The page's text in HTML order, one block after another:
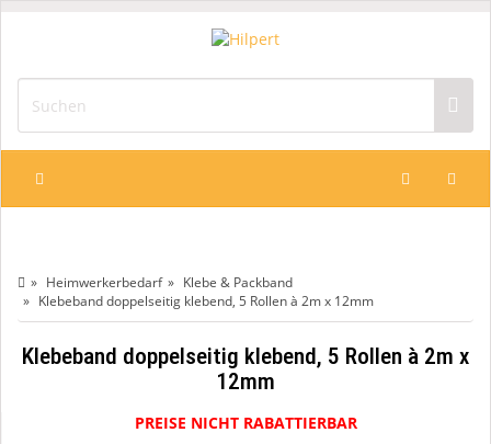
Heimwerkerbedarf
Klebe & Packband
Klebeband doppelseitig klebend, 5 Rollen à 2m x 12mm
Klebeband doppelseitig klebend, 5 Rollen à 2m x
12mm
PREISE NICHT RABATTIERBAR